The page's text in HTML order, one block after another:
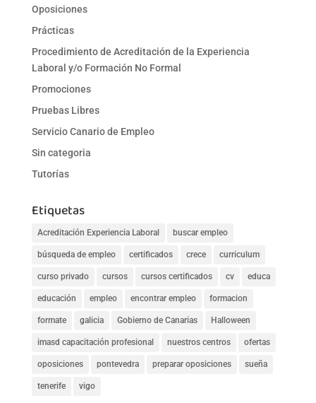
Oposiciones
Prácticas
Procedimiento de Acreditación de la Experiencia
Laboral y/o Formación No Formal
Promociones
Pruebas Libres
Servicio Canario de Empleo
Sin categoria
Tutorías
Etiquetas
Acreditación Experiencia Laboral buscar empleo
búsqueda de empleo certificados crece curriculum
curso privado cursos cursos certificados cv educa
educación empleo encontrar empleo formacion
formate galicia Gobierno de Canarias Halloween
imasd capacitación profesional nuestros centros ofertas
oposiciones pontevedra preparar oposiciones sueña
tenerife vigo